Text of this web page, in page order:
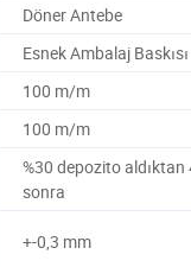
Döner Antebe
Esnek Ambalaj Baskısı
100 m/m
100 m/m
%30 depozito aldıktan
sonra
+-0,3 mm